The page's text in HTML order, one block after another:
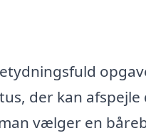
der kan afspejle
vælger en